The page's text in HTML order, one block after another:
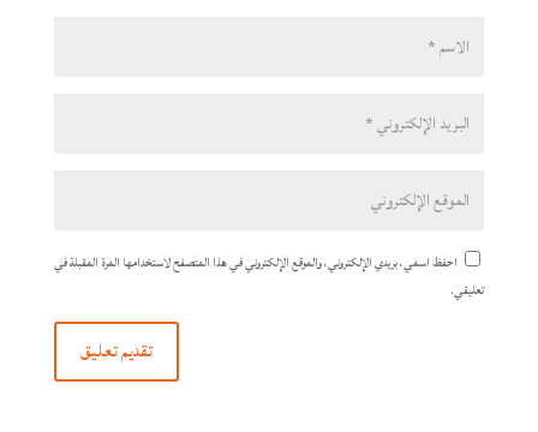
احفظ اسمي، بريدي الإلكتروني، والموقع الإلكتروني في هذا المتصفح لاستخدامها المرة المقبلة في
تعليقي.